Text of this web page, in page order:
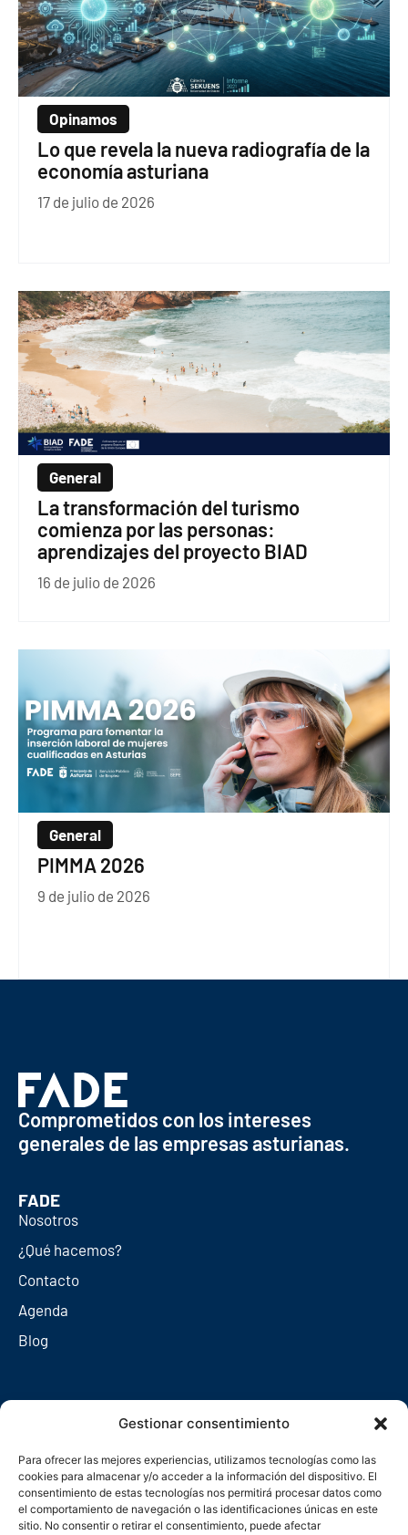
Gestionar consentimiento
Para ofrecer las mejores experiencias, utilizamos tecnologías como las
cookies para almacenar y/o acceder a la información del dispositivo. El
consentimiento de estas tecnologías nos permitirá procesar datos como
el comportamiento de navegación o las identificaciones únicas en este
sitio. No consentir o retirar el consentimiento, puede afectar
Opinamos
Lo que revela la nueva radiografía de la
economía asturiana
17 de julio de 2026
General
La transformación del turismo
comienza por las personas:
aprendizajes del proyecto BIAD
16 de julio de 2026
General
PIMMA 2026
9 de julio de 2026
Comprometidos con los intereses
generales de las empresas asturianas.
FADE
Nosotros
¿Qué hacemos?
Contacto
Agenda
Blog
Redes sociales